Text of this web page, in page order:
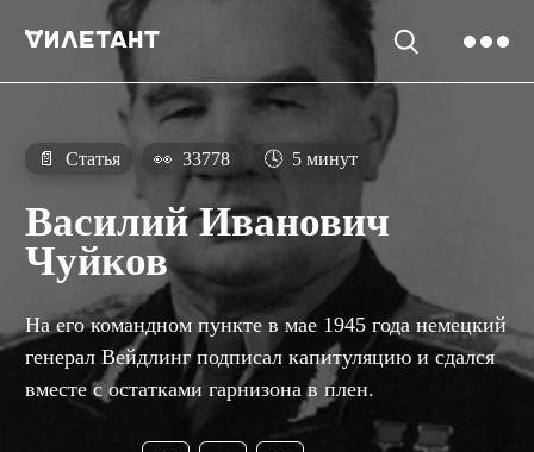
📄 Статья 👀 33778 🕓 5 минут
Василий Иванович
Чуйков
На его командном пункте в мае 1945 года немецкий
генерал Вейдлинг подписал капитуляцию и сдался
вместе с остатками гарнизона в плен.